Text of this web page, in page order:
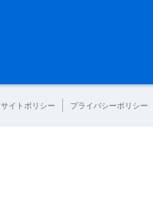
サイトポリシー プライバシーポリシー